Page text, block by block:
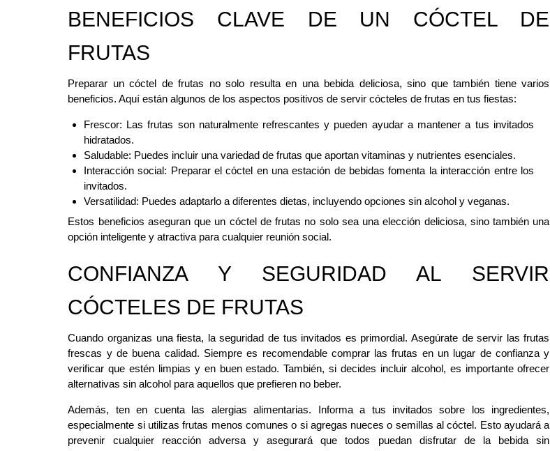
BENEFICIOS CLAVE DE UN CÓCTEL DE
FRUTAS
Preparar un cóctel de frutas no solo resulta en una bebida deliciosa, sino que también tiene varios
beneficios. Aquí están algunos de los aspectos positivos de servir cócteles de frutas en tus fiestas:
Frescor: Las frutas son naturalmente refrescantes y pueden ayudar a mantener a tus invitados
hidratados.
Saludable: Puedes incluir una variedad de frutas que aportan vitaminas y nutrientes esenciales.
Interacción social: Preparar el cóctel en una estación de bebidas fomenta la interacción entre los
invitados.
Versatilidad: Puedes adaptarlo a diferentes dietas, incluyendo opciones sin alcohol y veganas.
Estos beneficios aseguran que un cóctel de frutas no solo sea una elección deliciosa, sino también una
opción inteligente y atractiva para cualquier reunión social.
CONFIANZA Y SEGURIDAD AL SERVIR
CÓCTELES DE FRUTAS
Cuando organizas una fiesta, la seguridad de tus invitados es primordial. Asegúrate de servir las frutas
frescas y de buena calidad. Siempre es recomendable comprar las frutas en un lugar de confianza y
verificar que estén limpias y en buen estado. También, si decides incluir alcohol, es importante ofrecer
alternativas sin alcohol para aquellos que prefieren no beber.
Además, ten en cuenta las alergias alimentarias. Informa a tus invitados sobre los ingredientes,
especialmente si utilizas frutas menos comunes o si agregas nueces o semillas al cóctel. Esto ayudará a
prevenir cualquier reacción adversa y asegurará que todos puedan disfrutar de la bebida sin